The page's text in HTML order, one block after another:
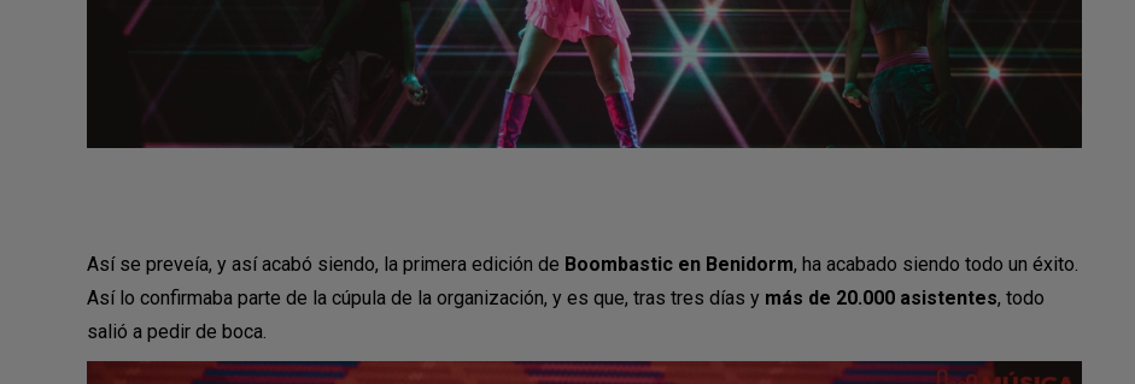
Así se preveía, y así acabó siendo, la primera edición de Boombastic en Benidorm, ha acabado siendo todo un éxito.
Así lo confirmaba parte de la cúpula de la organización, y es que, tras tres días y más de 20.000 asistentes, todo
salió a pedir de boca.